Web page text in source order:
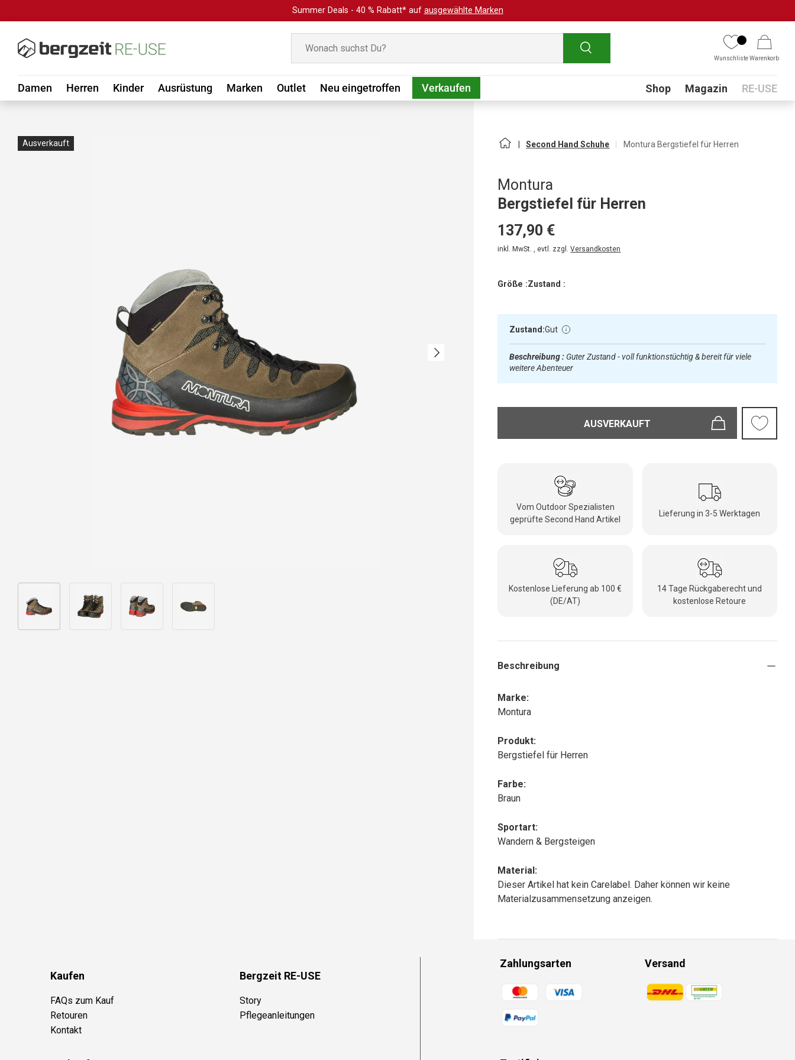
Summer Deals - 40 % Rabatt* auf ausgewählte Marken
Suchen
WunschlisteWarenkorb
Damen Herren Kinder Ausrüstung Marken Outlet Neu eingetroffen Verkaufen Submenu
Shop Magazin RE-USE
Ausverkauft
Nächste
Bild 1 in Galerieansicht laden
Second Hand Schuhe Montura Bergstiefel für Herren
Montura
Bergstiefel für Herren
137,90 €
inkl. MwSt. , evtl. zzgl.Versandkosten
Größe :Zustand :
Zustand:Gut
Beschreibung : Guter Zustand - voll funktionstüchtig & bereit für viele
weitere Abenteuer
AUSVERKAUFT
Vom Outdoor Spezialisten
geprüfte Second Hand Artikel
Lieferung in 3-5 Werktagen
Kostenlose Lieferung ab 100 €
(DE/AT)
14 Tage Rückgaberecht und
kostenlose Retoure
Beschreibung
Marke:
Montura
Produkt:
Bergstiefel für Herren
Farbe:
Braun
Sportart:
Wandern & Bergsteigen
Material:
Dieser Artikel hat kein Carelabel. Daher können wir keine
Materialzusammensetzung anzeigen.
Kaufen
FAQs zum Kauf
Retouren
Kontakt
Bergzeit RE-USE
Story
Pflegeanleitungen
Zahlungsarten
Zahlungsmethoden
Versand
Zahlungsmethoden